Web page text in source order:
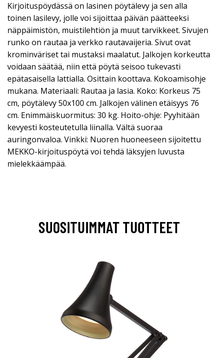
Kirjoituspöydässä on lasinen pöytälevy ja sen alla
toinen lasilevy, jolle voi sijoittaa päivän päätteeksi
näppäimistön, muistilehtiön ja muut tarvikkeet. Sivujen
runko on rautaa ja verkko rautavaijeria. Sivut ovat
krominväriset tai mustaksi maalatut. Jalkojen korkeutta
voidaan säätää, niin että pöytä seisoo tukevasti
epätasaisella lattialla. Osittain koottava. Kokoamisohje
mukana. Materiaali: Rautaa ja lasia. Koko: Korkeus 75
cm, pöytälevy 50x100 cm. Jalkojen välinen etäisyys 76
cm. Enimmäiskuormitus: 30 kg. Hoito-ohje: Pyyhitään
kevyesti kosteutetulla liinalla. Vältä suoraa
auringonvaloa. Vinkki: Nuoren huoneeseen sijoitettu
MEKKO-kirjoituspöytä voi tehdä läksyjen luvusta
mielekkäämpää.
SUOSITUIMMAT TUOTTEET